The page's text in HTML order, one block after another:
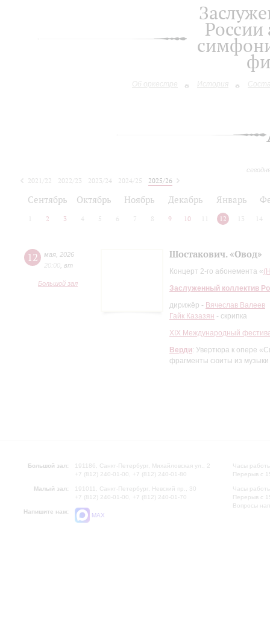
Об оркестре История
2021/22 2022/23 2023/24 2024/25
2025/26
Сентябрь Октябрь Ноябрь Декабрь Январь
2 3 4 5 6 7 8 9 10 12 13 14
12 мая 2026
20:00 вт
Большой зал
Шостакович. «Овод»
Концерт 2-го абонемента «
Заслуженный коллектив
дирижёр - Вячеслав Валеев
Гайк Казазян - скрипка
XIХ Международный
Верди: Увертюра к опере
фрагменты сюиты из
Большой зал:
191186, Санкт-Петербург, Михайловская ул., 2
+7 (812) 240-01-00, +7 (812) 240-01-80
Малый зал:
191011, Санкт-Петербург, Невский пр., 30
+7 (812) 240-01-00, +7 (812) 240-01-70
Напишите нам:
MAX
Часы
Перерыв с
Часы
Перерыв с
Вопросы